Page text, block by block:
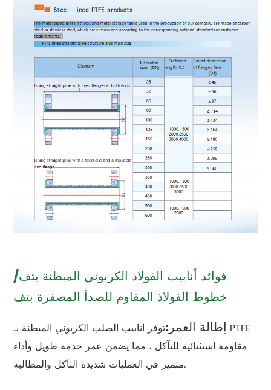
فوائد أنابيب الفولاذ الكربوني المبطنة بتف/
خطوط الفولاذ المقاوم للصدأ المضفرة بتف
إطالة العمر:توفر أنابيب الصلب الكربوني المبطنة بـ PTFE
مقاومة استثنائية للتآكل ، مما يضمن عمر خدمة طويل وأداء
متميز في العمليات شديدة التآكل والمطالبة.